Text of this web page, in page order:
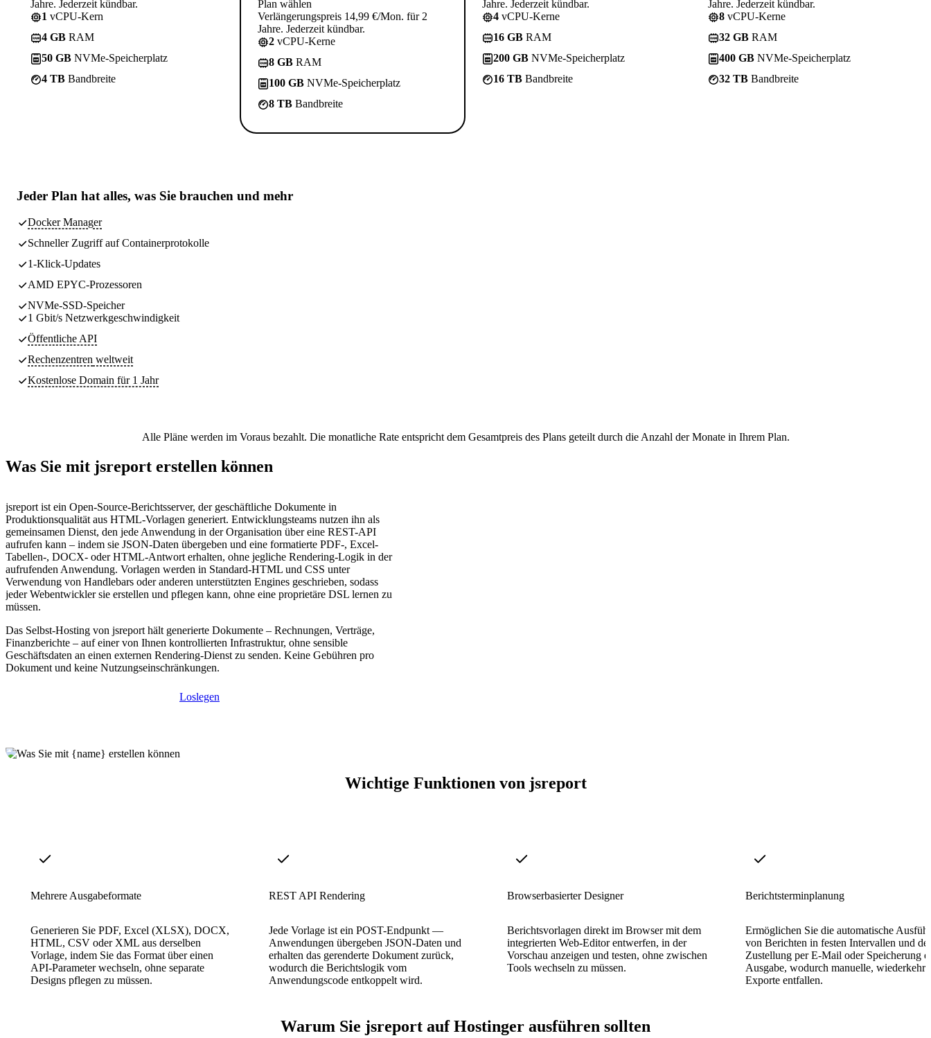
Jahre. Jederzeit kündbar.
1 vCPU-Kern
4 GB RAM
50 GB NVMe-Speicherplatz
4 TB Bandbreite
Plan wählen
Verlängerungspreis 14,99 €/Mon. für 2
Jahre. Jederzeit kündbar.
2 vCPU-Kerne
8 GB RAM
100 GB NVMe-Speicherplatz
8 TB Bandbreite
Jahre. Jederzeit kündbar.
4 vCPU-Kerne
16 GB RAM
200 GB NVMe-Speicherplatz
16 TB Bandbreite
Jahre. Jederzeit kündbar.
8 vCPU-Kerne
32 GB RAM
400 GB NVMe-Speicherplatz
32 TB Bandbreite
Jeder Plan hat alles, was Sie brauchen und mehr
Docker Manager
Schneller Zugriff auf Containerprotokolle
1-Klick-Updates
AMD EPYC-Prozessoren
NVMe-SSD-Speicher
1 Gbit/s Netzwerkgeschwindigkeit
Öffentliche API
Rechenzentren weltweit
Kostenlose Domain für 1 Jahr
Alle Pläne werden im Voraus bezahlt. Die monatliche Rate entspricht dem Gesamtpreis des Plans geteilt durch die Anzahl der Monate in Ihrem Plan.
Was Sie mit jsreport erstellen können
jsreport ist ein Open-Source-Berichtsserver, der geschäftliche Dokumente in
Produktionsqualität aus HTML-Vorlagen generiert. Entwicklungsteams nutzen ihn als
gemeinsamen Dienst, den jede Anwendung in der Organisation über eine REST-API
aufrufen kann – indem sie JSON-Daten übergeben und eine formatierte PDF-, Excel-
Tabellen-, DOCX- oder HTML-Antwort erhalten, ohne jegliche Rendering-Logik in der
aufrufenden Anwendung. Vorlagen werden in Standard-HTML und CSS unter
Verwendung von Handlebars oder anderen unterstützten Engines geschrieben, sodass
jeder Webentwickler sie erstellen und pflegen kann, ohne eine proprietäre DSL lernen zu
müssen.
Das Selbst-Hosting von jsreport hält generierte Dokumente – Rechnungen, Verträge,
Finanzberichte – auf einer von Ihnen kontrollierten Infrastruktur, ohne sensible
Geschäftsdaten an einen externen Rendering-Dienst zu senden. Keine Gebühren pro
Dokument und keine Nutzungseinschränkungen.
Loslegen
Wichtige Funktionen von jsreport
Mehrere Ausgabeformate
Generieren Sie PDF, Excel (XLSX), DOCX,
HTML, CSV oder XML aus derselben
Vorlage, indem Sie das Format über einen
API-Parameter wechseln, ohne separate
Designs pflegen zu müssen.
REST API Rendering
Jede Vorlage ist ein POST-Endpunkt —
Anwendungen übergeben JSON-Daten und
erhalten das gerenderte Dokument zurück,
wodurch die Berichtslogik vom
Anwendungscode entkoppelt wird.
Browserbasierter Designer
Berichtsvorlagen direkt im Browser mit dem
integrierten Web-Editor entwerfen, in der
Vorschau anzeigen und testen, ohne zwischen
Tools wechseln zu müssen.
Berichtsterminplanung
Ermöglichen Sie die automatische
von Berichten in festen Intervallen und
Zustellung per E-Mail oder Speicherung
Ausgabe, wodurch manuelle,
Exporte entfallen.
Warum Sie jsreport auf Hostinger ausführen sollten